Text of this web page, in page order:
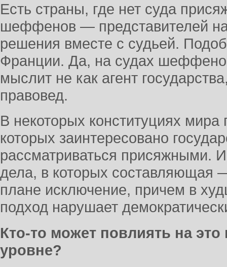
Есть страны, где нет суда
шеффенов — представителей
решения вместе с судьей.
Франции. Да, на судах
мыслит не как агент
правовед.
В некоторых конституциях
которых заинтересовано
рассматриваться присяжными.
дела, в которых составляющая
плане исключение, причем в
подход нарушает
Кто-то может повлиять на
уровне?